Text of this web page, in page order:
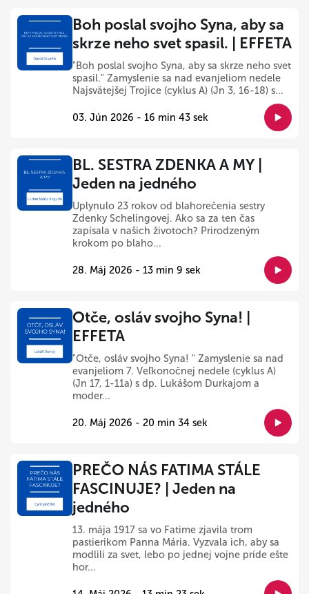
Boh poslal svojho Syna, aby sa
skrze neho svet spasil. | EFFETA
"Boh poslal svojho Syna, aby sa skrze neho svet
spasil." Zamyslenie sa nad evanjeliom nedele
Najsvätejšej Trojice (cyklus A) (Jn 3, 16-18) s...
03. Jún 2026 - 16 min 43 sek
BL. SESTRA ZDENKA A MY |
Jeden na jedného
Uplynulo 23 rokov od blahorečenia sestry
Zdenky Schelingovej. Ako sa za ten čas
zapísala v našich životoch? Prirodzeným
krokom po blaho...
28. Máj 2026 - 13 min 9 sek
Otče, osláv svojho Syna! |
EFFETA
"Otče, osláv svojho Syna! " Zamyslenie sa nad
evanjeliom 7. Veľkonočnej nedele (cyklus A)
(Jn 17, 1-11a) s dp. Lukášom Durkajom a
moder...
20. Máj 2026 - 20 min 34 sek
PREČO NÁS FATIMA STÁLE
FASCINUJE? | Jeden na
jedného
13. mája 1917 sa vo Fatime zjavila trom
pastierikom Panna Mária. Vyzvala ich, aby sa
modlili za svet, lebo po jednej vojne príde ešte
hor...